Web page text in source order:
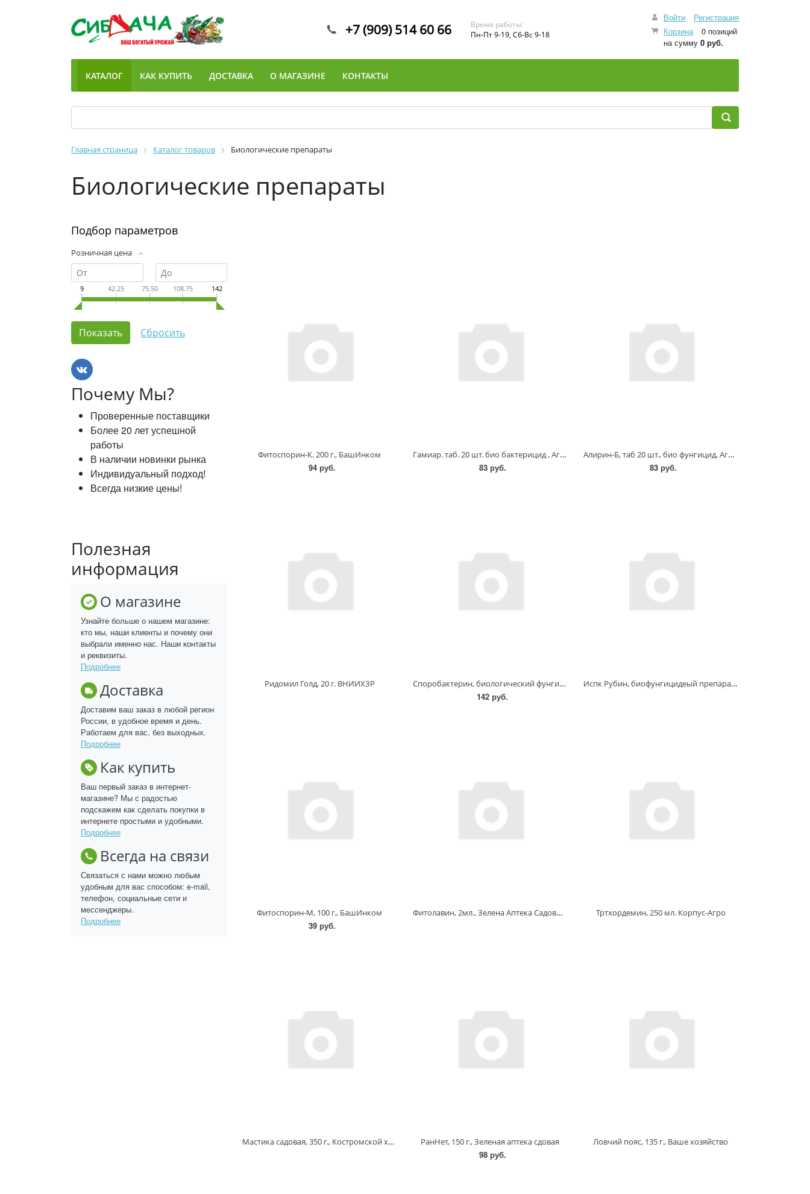
Войти
Регистрация
Корзина
0 позиций
на сумму 0 руб.
+7 (909) 514 60 66
Время работы:
Пн-Пт 9-19, Сб-Вс 9-18
КАТАЛОГ КАК КУПИТЬ ДОСТАВКА О МАГАЗИНЕ КОНТАКТЫ
Главная страница Каталог товаров Биологические препараты
Биологические препараты
Подбор параметров
Розничная цена
9 42.25 75.50 108.75 142
Почему Мы?
Проверенные поставщики
Более 20 лет успешной
работы
В наличии новинки рынка
Индивидуальный подход!
Всегда низкие цены!
Полезная
информация
О магазине
Узнайте больше о нашем магазине:
кто мы, наши клиенты и почему они
выбрали именно нас. Наши контакты
и реквизиты.
Подробнее
Доставка
Доставим ваш заказ в любой регион
России, в удобное время и день.
Работаем для вас, без выходных.
Подробнее
Как купить
Ваш первый заказ в интернет-
магазине? Мы с радостью
подскажем как сделать покупки в
интернете простыми и удобными.
Подробнее
Всегда на связи
Связаться с нами можно любым
удобным для вас способом: e-mail,
телефон, социальные сети и
мессенджеры.
Подробнее
Фитоспорин-К. 200 г., БашИнком
94 руб.
Гамиар. таб. 20 шт. био бактерицид , АгроБиоТехнология
83 руб.
Алирин-Б, таб 20 шт., био фунгицид, АгроБиоТехнология
83 руб.
Ридомил Голд, 20 г. ВНИИХЗР
Споробактерин, биологический фунгицид, 20 г., Ортон
142 руб.
Испк Рубин, биофунгицидеый препарат, 30 г. Биоэлементс Агро
Фитоспорин-М, 100 г., БашИнком
39 руб.
Фитолавин, 2мл., Зелена Аптека Садовода Тртхордемин, 250 мл. Корпус-Агро
Мастика садовая, 350 г., Костромской химзавод РанНет, 150 г., Зеленая аптека сдовая
98 руб.
Ловчий пояс, 135 г., Ваше хозяйство